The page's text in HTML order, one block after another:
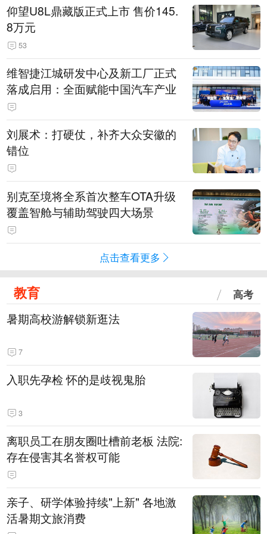
仰望U8L鼎藏版正式上市 售价145.
8万元
53
维智捷江城研发中心及新工厂正式
落成启用：全面赋能中国汽车产业
刘展术：打硬仗，补齐大众安徽的
错位
别克至境将全系首次整车OTA升级
覆盖智舱与辅助驾驶四大场景
点击查看更多
教育 高考
暑期高校游解锁新逛法
7
入职先孕检 怀的是歧视鬼胎
3
离职员工在朋友圈吐槽前老板 法院:
存在侵害其名誉权可能
亲子、研学体验持续"上新" 各地激
活暑期文旅消费